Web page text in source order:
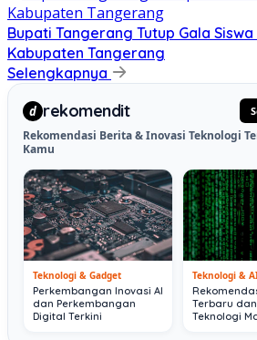
Bupati Tangerang Tutup Gala
Kabupaten Tangerang
Selengkapnya
d rekomendit
Rekomendasi Berita & Inovasi Teknologi
Kamu
Teknologi & Gadget
Perkembangan Inovasi AI
dan Perkembangan
Digital Terkini
Teknologi &
Terbaru
Teknologi